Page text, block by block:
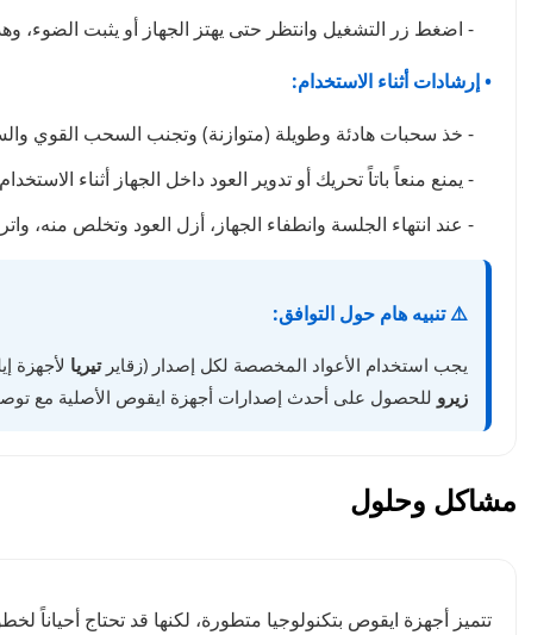
- اضغط زر التشغيل وانتظر حتى يهتز الجهاز أو يثبت
• إرشادات أثناء الاستخدام:
- خذ سحبات هادئة وطويلة (متوازنة) وتجنب السحب القوي
- يمنع منعاً باتاً تحريك أو تدوير العود داخل الجهاز أثناء
- عند انتهاء الجلسة وانطفاء الجهاز، أزل العود وتخلص منه،
⚠️ تنبيه هام حول التوافق:
يجب استخدام الأعواد المخصصة لكل إصدار (زقايرتيريا لأجهزة
زيرو للحصول على أحدث إصدارات أجهزة ايقوص الأصلية مع
مشاكل وحلول
تتميز أجهزة ايقوص بتكنولوجيا متطورة، لكنها قد تحتاج أحياناً